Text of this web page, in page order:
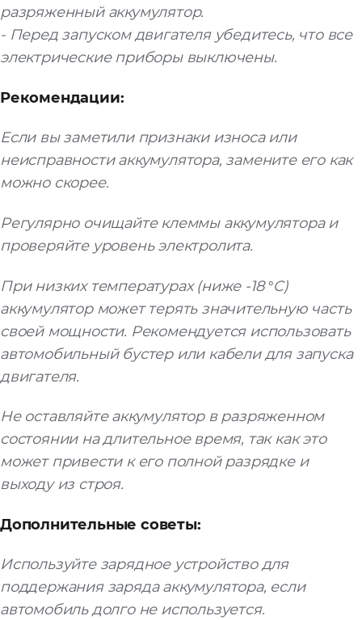
разряженный аккумулятор.
- Перед запуском двигателя убедитесь, что все
электрические приборы выключены.
Рекомендации:
Если вы заметили признаки износа или
неисправности аккумулятора, замените его как
можно скорее.
Регулярно очищайте клеммы аккумулятора и
проверяйте уровень электролита.
При низких температурах (ниже -18 °C)
аккумулятор может терять значительную часть
своей мощности. Рекомендуется использовать
автомобильный бустер или кабели для запуска
двигателя.
Не оставляйте аккумулятор в разряженном
состоянии на длительное время, так как это
может привести к его полной разрядке и
выходу из строя.
Дополнительные советы:
Используйте зарядное устройство для
поддержания заряда аккумулятора, если
автомобиль долго не используется.